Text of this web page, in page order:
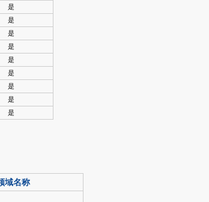
是
是
是
是
是
是
是
是
是
域名称